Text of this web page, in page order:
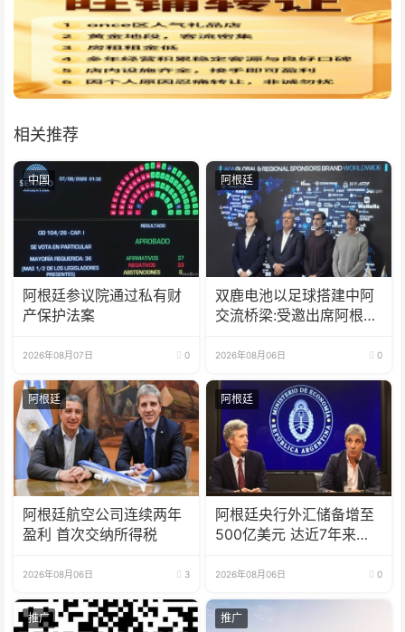
相关推荐
中国
阿根廷参议院通过私有财
产保护法案
2026年08月07日 0
阿根廷
双鹿电池以足球搭建中阿
交流桥梁:受邀出席阿根廷
2026年08月06日 0
阿根廷
阿根廷航空公司连续两年
盈利 首次交纳所得税
2026年08月06日 3
阿根廷
阿根廷央行外汇储备增至
500亿美元 达近7年来最
2026年08月06日 0
推广 推广